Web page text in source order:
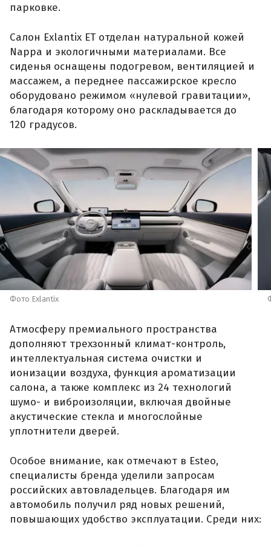
парковке.
Салон Exlantix ET отделан натуральной кожей
Nappa и экологичными материалами. Все
сиденья оснащены подогревом, вентиляцией и
массажем, а переднее пассажирское кресло
оборудовано режимом «нулевой гравитации»,
благодаря которому оно раскладывается до
120 градусов.
Фото Exlantix
Атмосферу премиального пространства
дополняют трехзонный климат-контроль,
интеллектуальная система очистки и
ионизации воздуха, функция ароматизации
салона, а также комплекс из 24 технологий
шумо- и виброизоляции, включая двойные
акустические стекла и многослойные
уплотнители дверей.
Особое внимание, как отмечают в Esteo,
специалисты бренда уделили запросам
российских автовладельцев. Благодаря им
автомобиль получил ряд новых решений,
повышающих удобство эксплуатации. Среди них: